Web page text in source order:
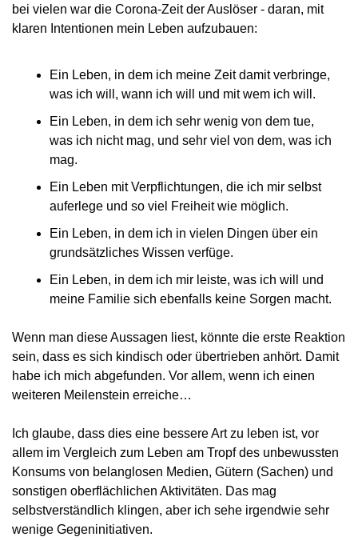
bei vielen war die Corona-Zeit der Auslöser - daran, mit
klaren Intentionen mein Leben aufzubauen:
Ein Leben, in dem ich meine Zeit damit verbringe,
was ich will, wann ich will und mit wem ich will.
Ein Leben, in dem ich sehr wenig von dem tue,
was ich nicht mag, und sehr viel von dem, was ich
mag.
Ein Leben mit Verpflichtungen, die ich mir selbst
auferlege und so viel Freiheit wie möglich.
Ein Leben, in dem ich in vielen Dingen über ein
grundsätzliches Wissen verfüge.
Ein Leben, in dem ich mir leiste, was ich will und
meine Familie sich ebenfalls keine Sorgen macht.
Wenn man diese Aussagen liest, könnte die erste Reaktion
sein, dass es sich kindisch oder übertrieben anhört. Damit
habe ich mich abgefunden. Vor allem, wenn ich einen
weiteren Meilenstein erreiche…
Ich glaube, dass dies eine bessere Art zu leben ist, vor
allem im Vergleich zum Leben am Tropf des unbewussten
Konsums von belanglosen Medien, Gütern (Sachen) und
sonstigen oberflächlichen Aktivitäten. Das mag
selbstverständlich klingen, aber ich sehe irgendwie sehr
wenige Gegeninitiativen.